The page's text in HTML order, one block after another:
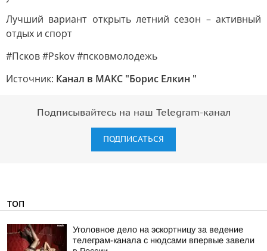
Лучший вариант открыть летний сезон – активный
отдых и спорт
#Псков #Pskov #псковмолодежь
Источник: Канал в МАКС "Борис Елкин "
Подписывайтесь на наш Telegram-канал
ПОДПИСАТЬСЯ
ТОП
Уголовное дело на эскортницу за ведение
телеграм-канала с нюдсами впервые завели